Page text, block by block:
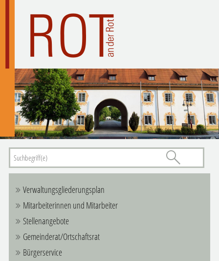
Verwaltungsgliederungsplan
Mitarbeiterinnen und Mitarbeiter
Stellenangebote
Gemeinderat/Ortschaftsrat
Bürgerservice